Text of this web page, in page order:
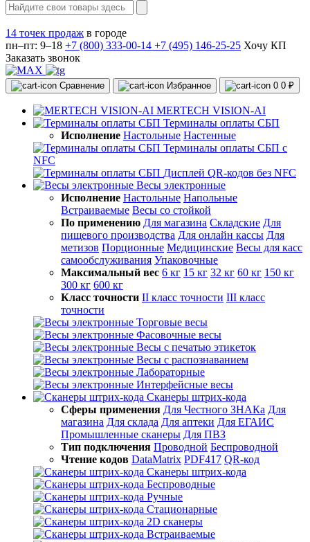
14 точек продаж в городе
пн–пт: 9–18 +7 (800) 333-00-14 +7 (495) 146-25-25 Хочу КП
Заказать звонок
Сравнение Избранное 0 0 ₽
MERTECH VISION-AI
Терминалы оплаты СБП
Исполнение Настольные Настенные
Терминалы оплаты СБП с
NFC
Дисплей QR-кодов без NFC
Весы электронные
Исполнение Настольные Напольные
Встраиваемые Весы со стойкой
По применению Для магазина Складские Для
пищевого производства Для онлайн кассы Для
метизов Порционные Медицинские Весы для касс
самообслуживания Упаковочные
Максимальный вес 6 кг 15 кг 32 кг 60 кг 150 кг
300 кг 600 кг
Класс точности II класс точности III класс
точности
Торговые весы
Фасовочные весы
Весы с печатью этикеток
Весы с распознаванием
Лабораторные
Интерфейсные весы
Сканеры штрих-кода
Сферы применения Для Честного ЗНАКа Для
магазина Для склада Для аптеки Для ЕГАИС
Промышленные сканеры Для ПВЗ
Тип подключения Проводной Беспроводной
Чтение кодов DataMatrix PDF417 QR-код
Сканеры штрих-кода
Беспроводные
Ручные
Стационарные
2D сканеры
Встраиваемые